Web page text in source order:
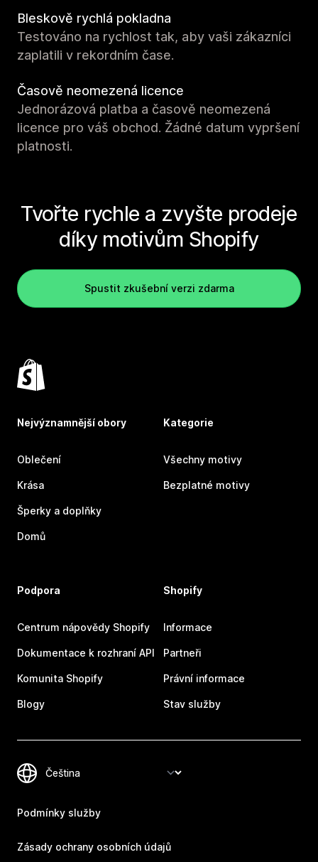
Bleskově rychlá pokladna
Testováno na rychlost tak, aby vaši zákazníci
zaplatili v rekordním čase.
Časově neomezená licence
Jednorázová platba a časově neomezená
licence pro váš obchod. Žádné datum vypršení
platnosti.
Tvořte rychle a zvyšte prodeje
díky motivům Shopify
Spustit zkušební verzi zdarma
Nejvýznamnější obory
Oblečení
Krása
Šperky a doplňky
Domů
Kategorie
Všechny motivy
Bezplatné motivy
Podpora
Centrum nápovědy Shopify
Dokumentace k rozhraní API
Komunita Shopify
Blogy
Shopify
Informace
Partneři
Právní informace
Stav služby
Podmínky služby
Zásady ochrany osobních údajů